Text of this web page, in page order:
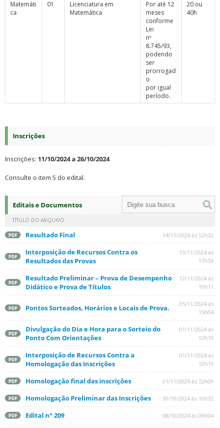
Matemáti
ca
01
Licenciatura em
Matemática
Por até 12
meses
conforme
Lei
nº
8.745/93,
podendo
ser
prorrogad
o
por igual
período.
20 ou
40h
Inscrições
Inscrições: 11/10/2024 a 26/10/2024
Consulte o item 5 do edital.
Editais e Documentos
TÍTULO DO ARQUIVO
PDF Resultado Final 14/11/2024 às 12h32
PDF
Interposição de Recursos Contra os
Resultados das Provas
13/11/2024 às
17h53
PDF
Resultado Preliminar – Prova de Desempenho
Didático e Prova de Títulos
12/11/2024 às
10h11
PDF Pontos Sorteados, Horários e Locais de Prova.
05/11/2024 às
15h04
PDF
Divulgação do Dia e Hora para o Sorteio do
Ponto Com Orientações
01/11/2024 às
12h10
PDF
Interposição de Recursos Contra a
Homologação das Inscrições
01/11/2024 às
12h10
PDF Homologação final das inscrições 01/11/2024 às 12h09
PDF Homologação Preliminar das Inscrições 30/10/2024 às 10h32
PDF Edital n° 209 08/10/2024 às 09h04